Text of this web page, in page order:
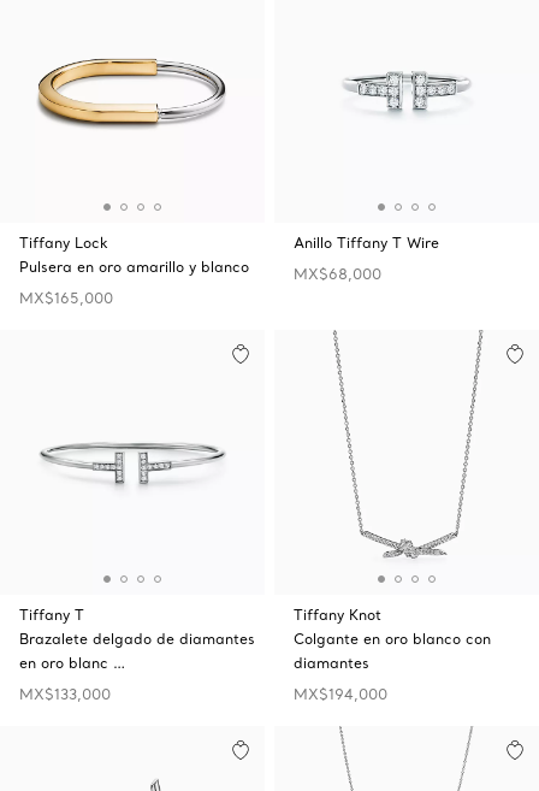
Tiffany Lock
Pulsera en oro amarillo y blanco
MX$165,000
Anillo Tiffany T Wire
MX$68,000
Tiffany T
Brazalete delgado de diamantes
en oro blanc …
MX$133,000
Tiffany Knot
Colgante en oro blanco con
diamantes
MX$194,000